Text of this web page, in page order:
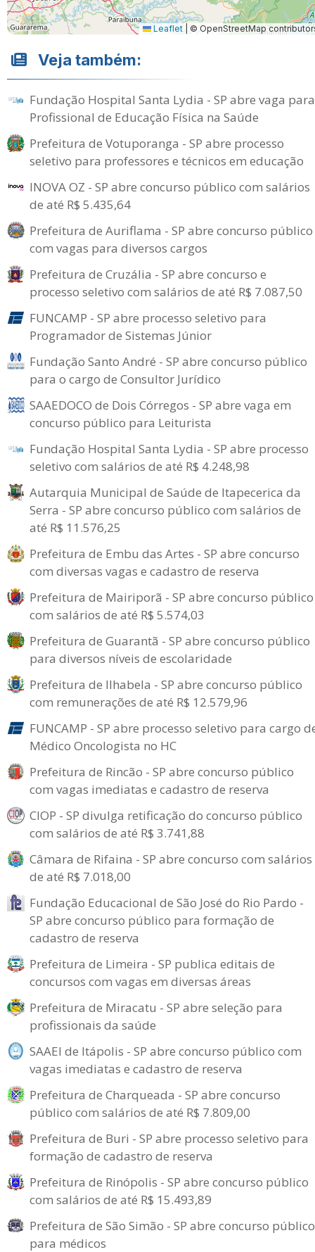
Leaflet © OpenStreetMap
Veja também:
Fundação Hospital Santa Lydia - SP abre vaga para
Profissional de Educação Física na Saúde
Prefeitura de Votuporanga - SP abre processo
seletivo para professores e técnicos em educação
INOVA OZ - SP abre concurso público com salários
de até R$ 5.435,64
Prefeitura de Auriflama - SP abre concurso público
com vagas para diversos cargos
Prefeitura de Cruzália - SP abre concurso e
processo seletivo com salários de até R$ 7.087,50
FUNCAMP - SP abre processo seletivo para
Programador de Sistemas Júnior
Fundação Santo André - SP abre concurso público
para o cargo de Consultor Jurídico
SAAEDOCO de Dois Córregos - SP abre vaga em
concurso público para Leiturista
Fundação Hospital Santa Lydia - SP abre processo
seletivo com salários de até R$ 4.248,98
Autarquia Municipal de Saúde de Itapecerica da
Serra - SP abre concurso público com salários de
até R$ 11.576,25
Prefeitura de Embu das Artes - SP abre concurso
com diversas vagas e cadastro de reserva
Prefeitura de Mairiporã - SP abre concurso público
com salários de até R$ 5.574,03
Prefeitura de Guarantã - SP abre concurso público
para diversos níveis de escolaridade
Prefeitura de Ilhabela - SP abre concurso público
com remunerações de até R$ 12.579,96
FUNCAMP - SP abre processo seletivo para cargo
Médico Oncologista no HC
Prefeitura de Rincão - SP abre concurso público
com vagas imediatas e cadastro de reserva
CIOP - SP divulga retificação do concurso público
com salários de até R$ 3.741,88
Câmara de Rifaina - SP abre concurso com salários
de até R$ 7.018,00
Fundação Educacional de São José do Rio Pardo -
SP abre concurso público para formação de
cadastro de reserva
Prefeitura de Limeira - SP publica editais de
concursos com vagas em diversas áreas
Prefeitura de Miracatu - SP abre seleção para
profissionais da saúde
SAAEI de Itápolis - SP abre concurso público com
vagas imediatas e cadastro de reserva
Prefeitura de Charqueada - SP abre concurso
público com salários de até R$ 7.809,00
Prefeitura de Buri - SP abre processo seletivo para
formação de cadastro de reserva
Prefeitura de Rinópolis - SP abre concurso público
com salários de até R$ 15.493,89
Prefeitura de São Simão - SP abre concurso público
para médicos